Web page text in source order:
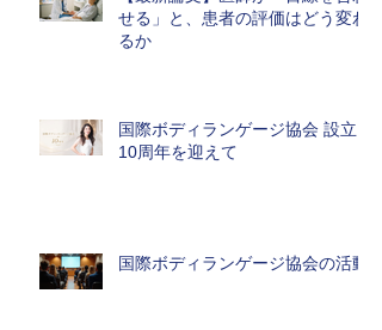
せる」と、患者の評価はどう変わ
るか
国際ボディランゲージ協会 設立
10周年を迎えて
国際ボディランゲージ協会の活動